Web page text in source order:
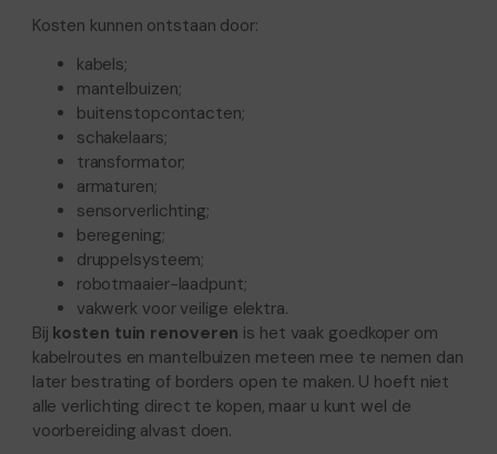
Kosten kunnen ontstaan door:
kabels;
mantelbuizen;
buitenstopcontacten;
schakelaars;
transformator;
armaturen;
sensorverlichting;
beregening;
druppelsysteem;
robotmaaier-laadpunt;
vakwerk voor veilige elektra.
Bij kosten tuin renoveren is het vaak goedkoper om
kabelroutes en mantelbuizen meteen mee te nemen dan
later bestrating of borders open te maken. U hoeft niet
alle verlichting direct te kopen, maar u kunt wel de
voorbereiding alvast doen.